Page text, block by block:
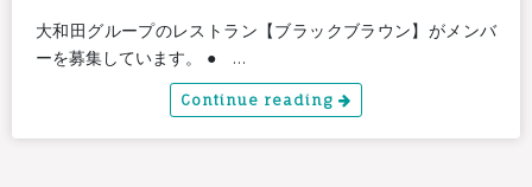
大和田グループのレストラン【ブラックブラウン】がメンバ
ーを募集しています。 ● …
Continue reading